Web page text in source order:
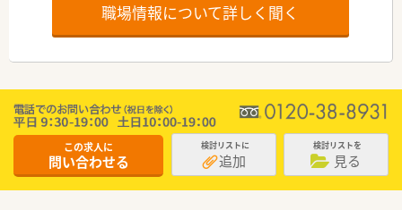
職場情報について詳しく聞く
この求人に
問い合わせる
検討リストに
追加
検討リストを
見る